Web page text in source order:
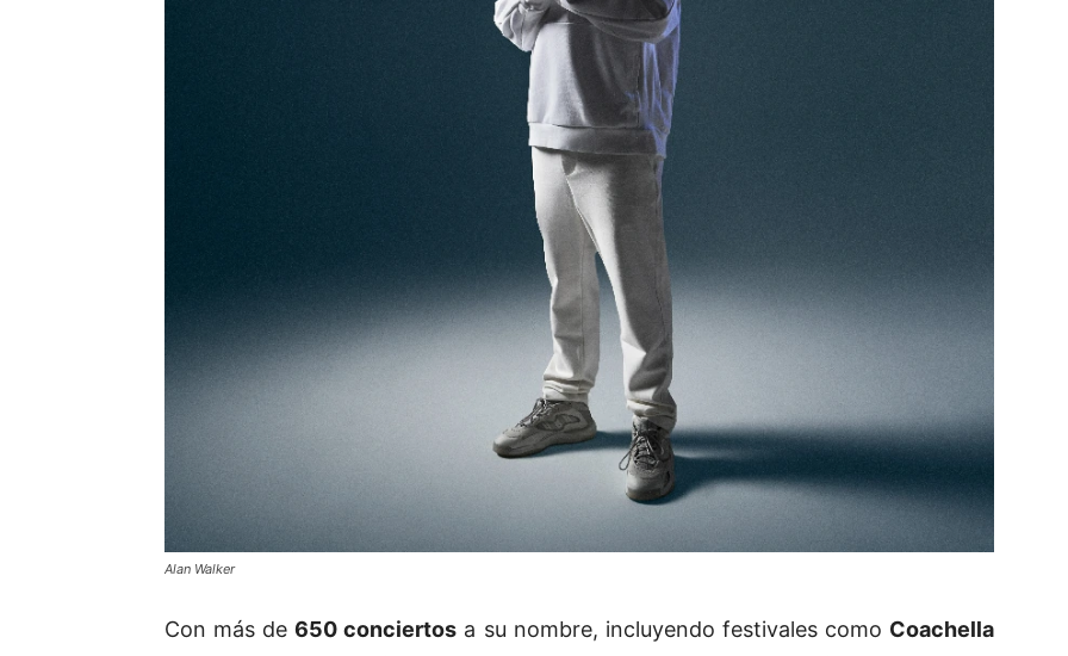
Alan Walker
Con más de650 conciertos a su nombre, incluyendo festivales como Coachella